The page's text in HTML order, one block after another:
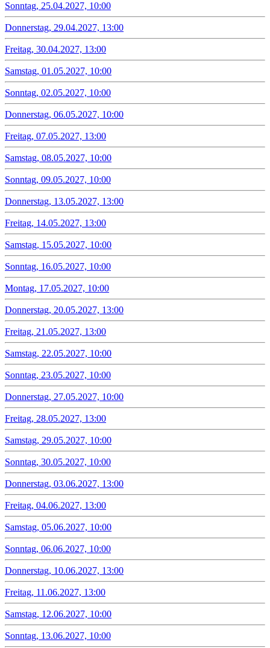
Sonntag, 25.04.2027, 10:00
Donnerstag, 29.04.2027, 13:00
Freitag, 30.04.2027, 13:00
Samstag, 01.05.2027, 10:00
Sonntag, 02.05.2027, 10:00
Donnerstag, 06.05.2027, 10:00
Freitag, 07.05.2027, 13:00
Samstag, 08.05.2027, 10:00
Sonntag, 09.05.2027, 10:00
Donnerstag, 13.05.2027, 13:00
Freitag, 14.05.2027, 13:00
Samstag, 15.05.2027, 10:00
Sonntag, 16.05.2027, 10:00
Montag, 17.05.2027, 10:00
Donnerstag, 20.05.2027, 13:00
Freitag, 21.05.2027, 13:00
Samstag, 22.05.2027, 10:00
Sonntag, 23.05.2027, 10:00
Donnerstag, 27.05.2027, 10:00
Freitag, 28.05.2027, 13:00
Samstag, 29.05.2027, 10:00
Sonntag, 30.05.2027, 10:00
Donnerstag, 03.06.2027, 13:00
Freitag, 04.06.2027, 13:00
Samstag, 05.06.2027, 10:00
Sonntag, 06.06.2027, 10:00
Donnerstag, 10.06.2027, 13:00
Freitag, 11.06.2027, 13:00
Samstag, 12.06.2027, 10:00
Sonntag, 13.06.2027, 10:00